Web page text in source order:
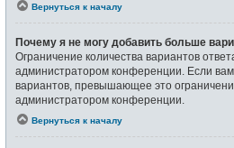
Вернуться к началу
Почему я не могу добавить больше
Ограничение количества вариантов
администратором конференции. Если
вариантов, превышающее это
администратором конференции.
Вернуться к началу